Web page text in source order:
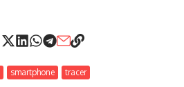
smartphone tracer